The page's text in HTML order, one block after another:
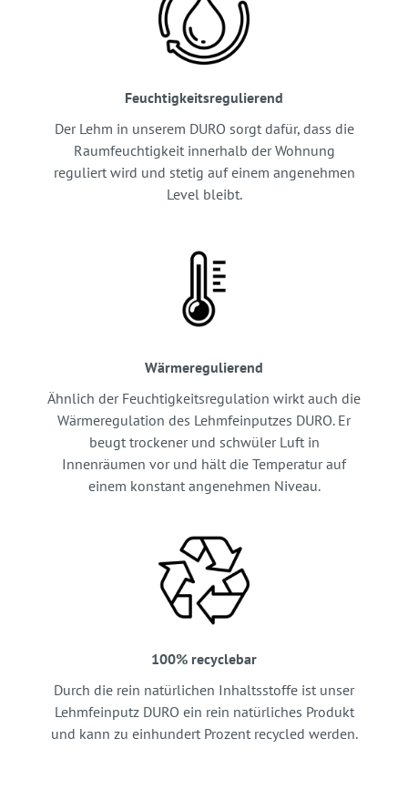
Feuchtigkeitsregulierend
Der Lehm in unserem DURO sorgt dafür, dass die
Raumfeuchtigkeit innerhalb der Wohnung
reguliert wird und stetig auf einem angenehmen
Level bleibt.
Wärmeregulierend
Ähnlich der Feuchtigkeitsregulation wirkt auch die
Wärmeregulation des Lehmfeinputzes DURO. Er
beugt trockener und schwüler Luft in
Innenräumen vor und hält die Temperatur auf
einem konstant angenehmen Niveau.
100% recyclebar
Durch die rein natürlichen Inhaltsstoffe ist unser
Lehmfeinputz DURO ein rein natürliches Produkt
und kann zu einhundert Prozent recycled werden.